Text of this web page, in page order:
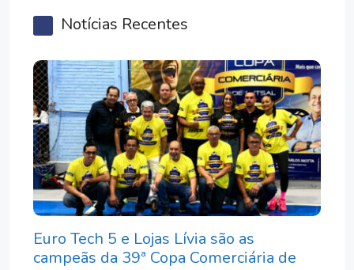
Notícias Recentes
Euro Tech 5 e Lojas Lívia são as
campeãs da 39ª Copa Comerciária de